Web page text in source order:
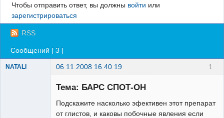
Вход
Чтобы отправить ответ, вы должны войти или
зарегистрироваться
RSS
Сообщений [ 3 ]
1
NATALI 06.11.2008 16:40:19
Зарегистрированный
Тема: БАРС СПОТ-ОН
Подскажите насколько эфективен этот препарат
от глистов, и каковы побочные явления если